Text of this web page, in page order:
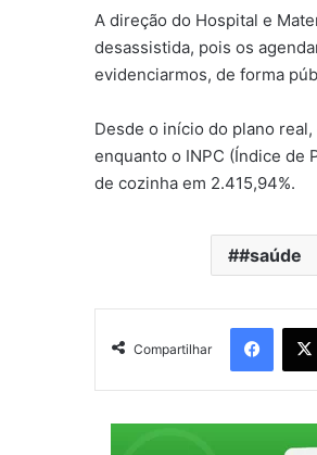
A direção do Hospital e
desassistida, pois os
evidenciarmos, de forma
Desde o início do plano
enquanto o INPC (Índice de
de cozinha em 2.415,94%.
#saúde
Compartilhar